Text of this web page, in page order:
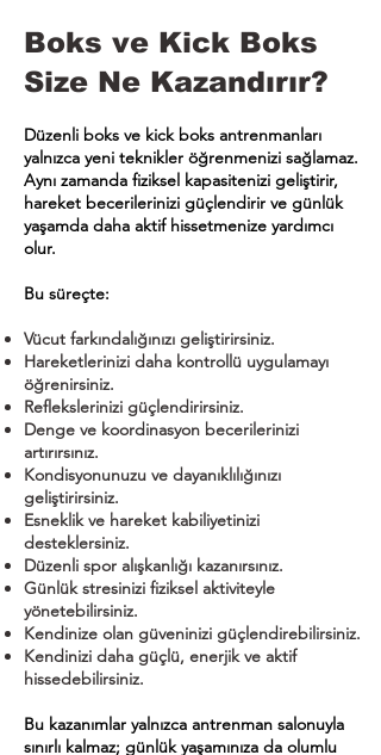
Boks ve Kick Boks
Size Ne Kazandırır?
Düzenli boks ve kick boks antrenmanları
yalnızca yeni teknikler öğrenmenizi sağlamaz.
Aynı zamanda fiziksel kapasitenizi geliştirir,
hareket becerilerinizi güçlendirir ve günlük
yaşamda daha aktif hissetmenize yardımcı
olur.
Bu süreçte:
Vücut farkındalığınızı geliştirirsiniz.
Hareketlerinizi daha kontrollü uygulamayı
öğrenirsiniz.
Reflekslerinizi güçlendirirsiniz.
Denge ve koordinasyon becerilerinizi
artırırsınız.
Kondisyonunuzu ve dayanıklılığınızı
geliştirirsiniz.
Esneklik ve hareket kabiliyetinizi
desteklersiniz.
Düzenli spor alışkanlığı kazanırsınız.
Günlük stresinizi fiziksel aktiviteyle
yönetebilirsiniz.
Kendinize olan güveninizi güçlendirebilirsiniz.
Kendinizi daha güçlü, enerjik ve aktif
hissedebilirsiniz.
Bu kazanımlar yalnızca antrenman salonuyla
sınırlı kalmaz; günlük yaşamınıza da olumlu